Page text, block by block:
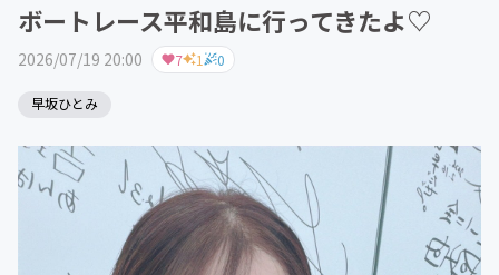
ボートレース平和島に行ってきたよ♡
2026/07/19 20:00 7 1 0
早坂ひとみ